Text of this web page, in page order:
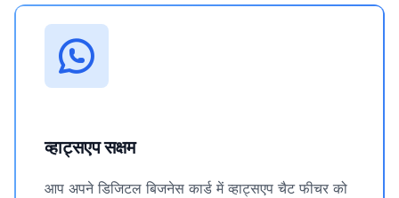
व्हाट्सएप सक्षम
आप अपने डिजिटल बिजनेस कार्ड में व्हाट्सएप चैट फीचर को